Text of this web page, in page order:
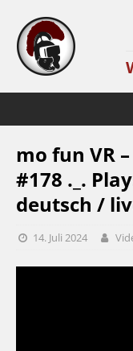
mo fun VR
#178 ._.
deutsch /
14. Juli 2024